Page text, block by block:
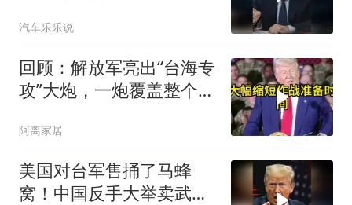
汽车乐乐说
回顾：解放军亮出“台海专
攻”大炮，一炮覆盖整个海
阿离家居
美国对台军售捅了马蜂
窝！中国反手大举卖武